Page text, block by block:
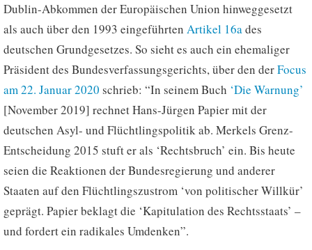
Dublin-Abkommen der Europäischen Union hinweggesetzt
als auch über den 1993 eingeführtenArtikel 16ades
deutschen Grundgesetzes. So sieht es auch ein ehemaliger
Präsident des Bundesverfassungsgerichts, über den derFocus
am 22. Januar 2020 schrieb: “In seinem Buch ‘Die Warnung’
[November 2019] rechnet Hans-Jürgen Papier mit der
deutschen Asyl- und Flüchtlingspolitik ab. Merkels Grenz-
Entscheidung 2015 stuft er als ‘Rechtsbruch’ ein. Bis heute
seien die Reaktionen der Bundesregierung und anderer
Staaten auf den Flüchtlingszustrom ‘von politischer Willkür’
geprägt. Papier beklagt die ‘Kapitulation des Rechtsstaats’ –
und fordert ein radikales Umdenken”.